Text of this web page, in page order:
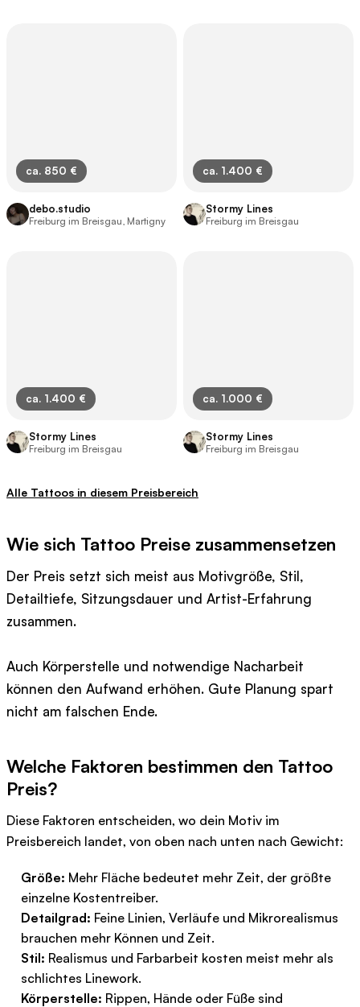
ca. 850 €
debo.studio
Freiburg im Breisgau, Martigny
ca. 1.400 €
Stormy Lines
Freiburg im Breisgau
ca. 1.400 €
Stormy Lines
Freiburg im Breisgau
ca. 1.000 €
Stormy Lines
Freiburg im Breisgau
Alle Tattoos in diesem Preisbereich
Wie sich Tattoo Preise zusammensetzen
Der Preis setzt sich meist aus Motivgröße, Stil,
Detailtiefe, Sitzungsdauer und Artist-Erfahrung
zusammen.
Auch Körperstelle und notwendige Nacharbeit
können den Aufwand erhöhen. Gute Planung spart
nicht am falschen Ende.
Welche Faktoren bestimmen den Tattoo
Preis?
Diese Faktoren entscheiden, wo dein Motiv im
Preisbereich landet, von oben nach unten nach Gewicht:
Größe: Mehr Fläche bedeutet mehr Zeit, der größte
einzelne Kostentreiber.
Detailgrad: Feine Linien, Verläufe und Mikrorealismus
brauchen mehr Können und Zeit.
Stil: Realismus und Farbarbeit kosten meist mehr als
schlichtes Linework.
Körperstelle: Rippen, Hände oder Füße sind